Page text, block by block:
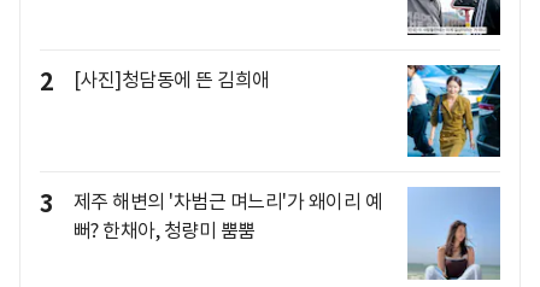
2 [사진]청담동에 뜬 김희애
3
제주 해변의 '차범근 며느리'가 왜이리 예
뻐? 한채아, 청량미 뿜뿜